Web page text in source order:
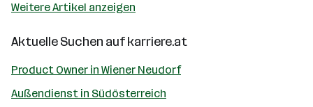
Weitere Artikel anzeigen
Aktuelle Suchen aufkarriere.at
Product Owner in Wiener Neudorf
Außendienst in Südösterreich